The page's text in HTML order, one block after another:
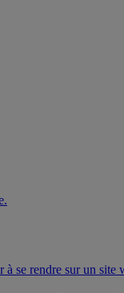
se rendre sur un site